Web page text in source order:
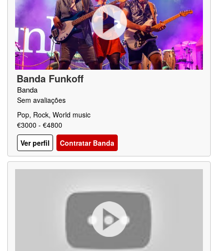
Banda Funkoff
Banda
Sem avaliações
Pop, Rock, World music
€3000 - €4800
Ver perfil
Contratar Banda